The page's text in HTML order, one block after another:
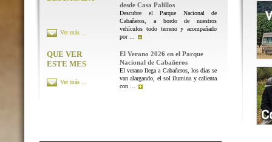
desde Casa Palillos
Descubre el Parque Nacional de
Cabañeros, a bordo de nuestros
vehículos todo terreno y acompañado
por ...
Ver más ...
QUE VER
ESTE MES
El Verano 2026 en el Parque
Nacional de Cabañeros
El verano llega a Cabañeros, los días se
van alargando, el sol ilumina y calienta
con ...
Ver más ...